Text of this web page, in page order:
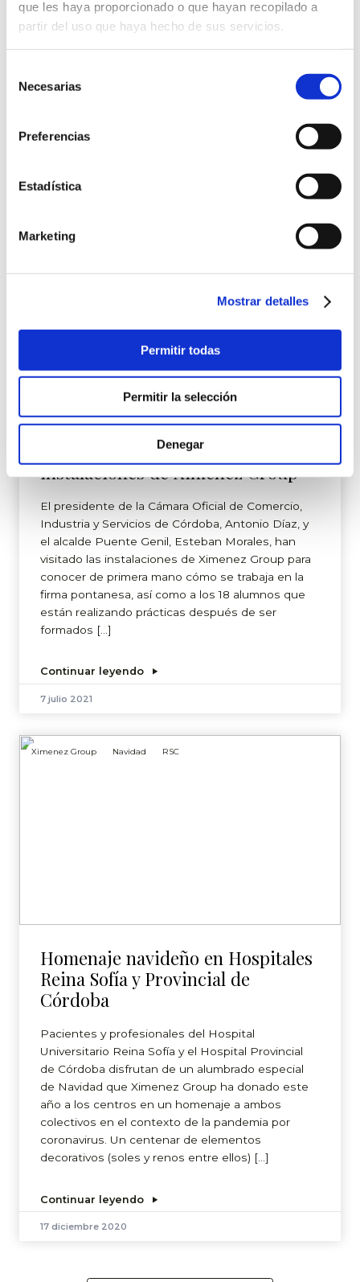
que les haya proporcionado o que hayan recopilado a
partir del uso que haya hecho de sus servicios.
Necesarias
Preferencias
Estadística
Marketing
Mostrar detalles
Permitir todas
Permitir la selección
Denegar
kilos de alimentos de primera necesidad y más de
medio centenar de juguetes a Cáritas, tras la
primera campaña solidaria de recogida de
compañía entre todos los empleados que la
22 diciembre 2021
Ximenez Group
Programa de desempleo visita las
instalaciones de Ximenez Group
El presidente de la Cámara Oficial de Comercio,
Industria y Servicios de Córdoba, Antonio Díaz, y
el alcalde Puente Genil, Esteban Morales, han
visitado las instalaciones de Ximenez Group para
conocer de primera mano cómo se trabaja en la
firma pontanesa, así como a los 18 alumnos que
están realizando prácticas después de ser
formados […]
Continuar leyendo
7 julio 2021
Ximenez Group Navidad RSC
Homenaje navideño en Hospitales
Reina Sofía y Provincial de
Córdoba
Pacientes y profesionales del Hospital
Universitario Reina Sofía y el Hospital Provincial
de Córdoba disfrutan de un alumbrado especial
de Navidad que Ximenez Group ha donado este
año a los centros en un homenaje a ambos
colectivos en el contexto de la pandemia por
coronavirus. Un centenar de elementos
decorativos (soles y renos entre ellos) […]
Continuar leyendo
17 diciembre 2020